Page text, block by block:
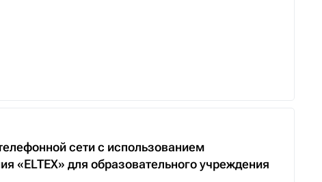
сети с использованием
«ELTEX» для образовательного учреждения